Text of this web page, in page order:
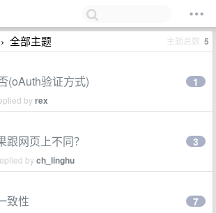
› 全部主题 主题总数 5
(oAuth验证方式)
byrex
1
网页上不同？
bych_linghu
3
致性 7